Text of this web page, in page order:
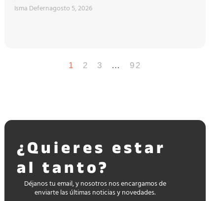
Isma Defernagosto 5, 2026
1 2 3 … 92
¿Quieres estar
al tanto?
Déjanos tu email, y nosotros nos encargamos de
enviarte las últimas noticias y novedades.